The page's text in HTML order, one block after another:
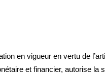
en vigueur en vertu de
et financier, autorise la